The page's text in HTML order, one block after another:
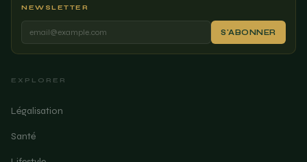
NEWSLETTER
S'ABONNER
EXPLORER
Légalisation
Santé